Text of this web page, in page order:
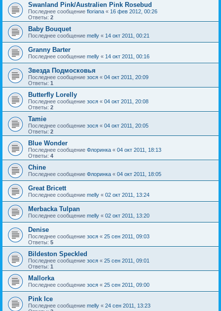
Swanland Pink/Australien Pink Rosebud
Последнее сообщение floriana « 16 фев 2012, 00:26
Ответы: 2
Baby Bouquet
Последнее сообщение melly « 14 окт 2011, 00:21
Granny Barter
Последнее сообщение melly « 14 окт 2011, 00:16
Звезда Подмосковья
Последнее сообщение зося « 04 окт 2011, 20:09
Ответы: 1
Butterfly Lorelly
Последнее сообщение зося « 04 окт 2011, 20:08
Ответы: 2
Tamie
Последнее сообщение зося « 04 окт 2011, 20:05
Ответы: 2
Blue Wonder
Последнее сообщение Флоринка « 04 окт 2011, 18:13
Ответы: 4
Chine
Последнее сообщение Флоринка « 04 окт 2011, 18:05
Great Bricett
Последнее сообщение melly « 02 окт 2011, 13:24
Mеrbacka Tulpan
Последнее сообщение melly « 02 окт 2011, 13:20
Denise
Последнее сообщение зося « 25 сен 2011, 09:03
Ответы: 5
Bildeston Speckled
Последнее сообщение зося « 25 сен 2011, 09:01
Ответы: 1
Mallorka
Последнее сообщение зося « 25 сен 2011, 09:00
Pink Ice
Последнее сообщение melly « 24 сен 2011, 13:23